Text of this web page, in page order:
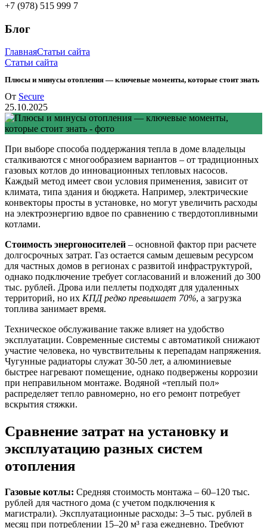
+7 (978) 515 999 7
Блог
ГлавнаяСтатьи сайта
Статьи сайта
Плюсы и минусы отопления — ключевые моменты, которые стоит знать
От Secure
25.10.2025
При выборе способа поддержания тепла в доме владельцы
сталкиваются с многообразием вариантов – от традиционных
газовых котлов до инновационных тепловых насосов.
Каждый метод имеет свои условия применения, зависит от
климата, типа здания и бюджета. Например, электрические
конвекторы просты в установке, но могут увеличить расходы
на электроэнергию вдвое по сравнению с твердотопливными
котлами.
Стоимость энергоносителей – основной фактор при расчете
долгосрочных затрат. Газ остается самым дешевым ресурсом
для частных домов в регионах с развитой инфраструктурой,
однако подключение требует согласований и вложений до 300
тыс. рублей. Дрова или пеллеты подходят для удаленных
территорий, но их КПД редко превышает 70%, а загрузка
топлива занимает время.
Техническое обслуживание также влияет на удобство
эксплуатации. Современные системы с автоматикой снижают
участие человека, но чувствительны к перепадам напряжения.
Чугунные радиаторы служат 30-50 лет, а алюминиевые
быстрее нагревают помещение, однако подвержены коррозии
при неправильном монтаже. Водяной «теплый пол»
распределяет тепло равномерно, но его ремонт потребует
вскрытия стяжки.
Сравнение затрат на установку и
эксплуатацию разных систем
отопления
Газовые котлы: Средняя стоимость монтажа – 60–120 тыс.
рублей для частного дома (с учетом подключения к
магистрали). Эксплуатационные расходы: 3–5 тыс. рублей в
месяц при потреблении 15–20 м³ газа ежедневно. Требуют